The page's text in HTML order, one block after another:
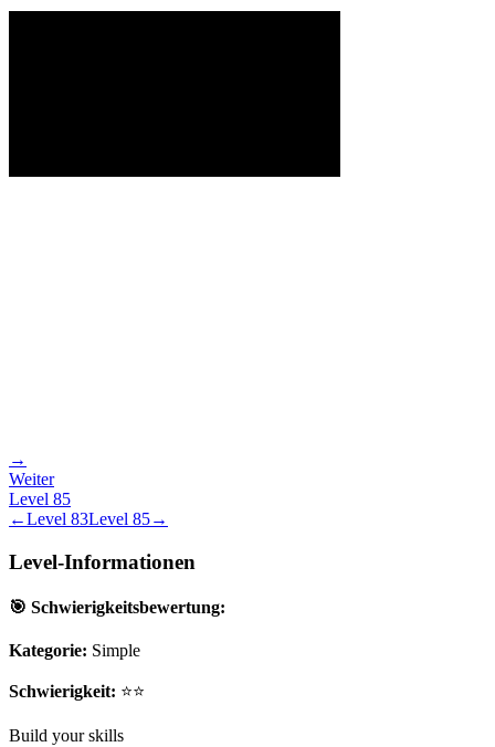
→
Weiter
Level 85
←Level 83Level 85→
Level-Informationen
🎯 Schwierigkeitsbewertung:
Kategorie: Simple
Schwierigkeit: ⭐⭐
Build your skills